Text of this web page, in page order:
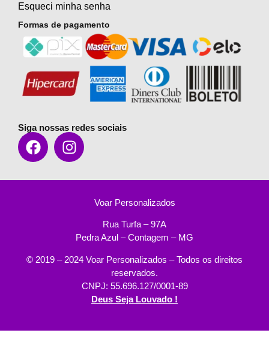
Esqueci minha senha
Formas de pagamento
Siga nossas redes sociais
Voar Personalizados
Rua Turfa – 97A
Pedra Azul – Contagem – MG
© 2019 – 2024 Voar Personalizados – Todos os direitos
reservados.
CNPJ: 55.696.127/0001-89
Deus Seja Louvado !